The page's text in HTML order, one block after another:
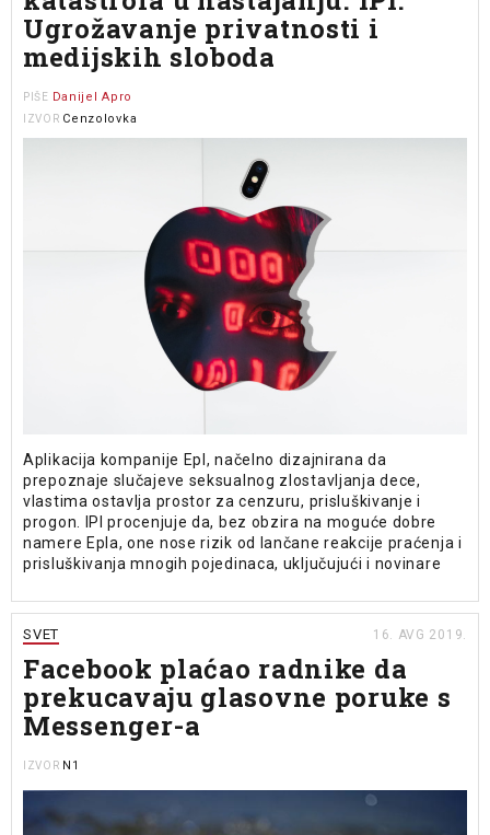
Ugrožavanje privatnosti i
medijskih sloboda
PIŠE Danijel Apro
IZVOR Cenzolovka
Aplikacija kompanije Epl, načelno dizajnirana da
prepoznaje slučajeve seksualnog zlostavljanja dece,
vlastima ostavlja prostor za cenzuru, prisluškivanje i
progon. IPI procenjuje da, bez obzira na moguće dobre
namere Epla, one nose rizik od lančane reakcije praćenja i
prisluškivanja mnogih pojedinaca, uključujući i novinare
SVET 16. AVG 2019.
Facebook plaćao radnike da
prekucavaju glasovne poruke s
Messenger-a
IZVOR N1